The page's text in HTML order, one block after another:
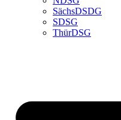
SächsDSDG
SDSG
ThürDSG